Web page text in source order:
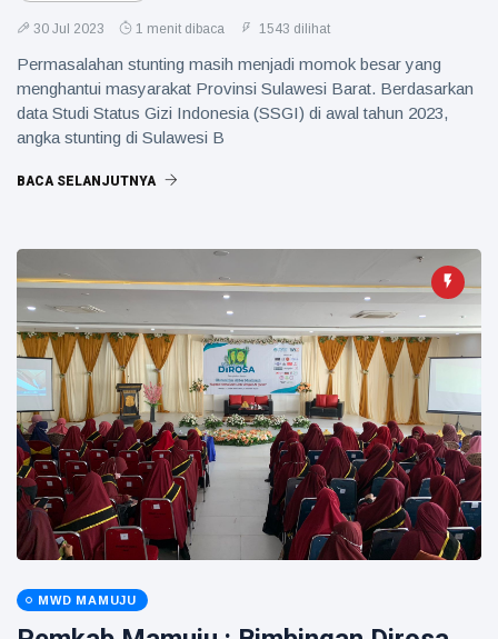
30 Jul 2023 1 menit dibaca 1543 dilihat
Permasalahan stunting masih menjadi momok besar yang
menghantui masyarakat Provinsi Sulawesi Barat. Berdasarkan
data Studi Status Gizi Indonesia (SSGI) di awal tahun 2023,
angka stunting di Sulawesi B
BACA SELANJUTNYA
MWD MAMUJU